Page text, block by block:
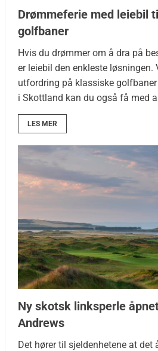
Drømmeferie med leiebil
golfbaner
Hvis du drømmer om å dra på
er leiebil den enkleste løsningen.
utfordring på klassiske
i Skottland kan du også få med
LES MER
Ny skotsk linksperle
Andrews
Det hører til sjeldenhetene at det